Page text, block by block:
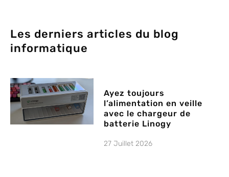
Les derniers articles du blog
informatique
Ayez toujours
l’alimentation en veille
avec le chargeur de
batterie Linogy
27 Juillet 2026